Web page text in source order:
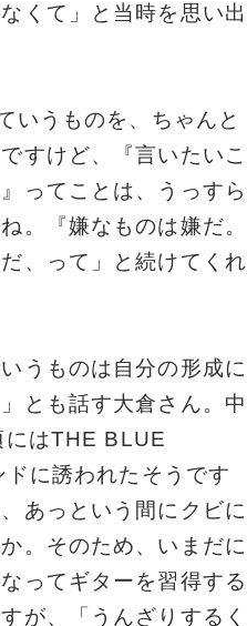
くて」と当時を思い出
いうものを、ちゃんと
すけど、『言いたいこ
ってことは、うっすら
。『嫌なものは嫌だ。
、って」と続けてくれ
うものは自分の形成に
とも話す大倉さん。中
にはTHE BLUE
に誘われたそうです
あっという間にクビに
。そのため、いまだに
ってギターを習得する
が、「うんざりするく